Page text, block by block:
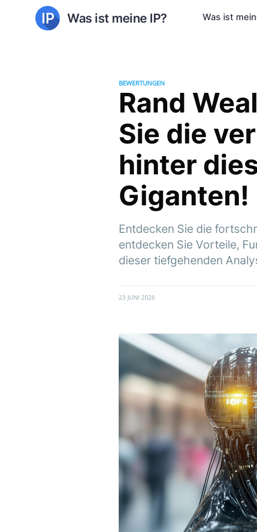
Was ist meine IP? Was ist
BEWERTUNGEN
Rand
Sie die
hinter
Giganten!
Entdecken Sie die
entdecken Sie Vorteile,
dieser tiefgehenden
23 JUNI 2026